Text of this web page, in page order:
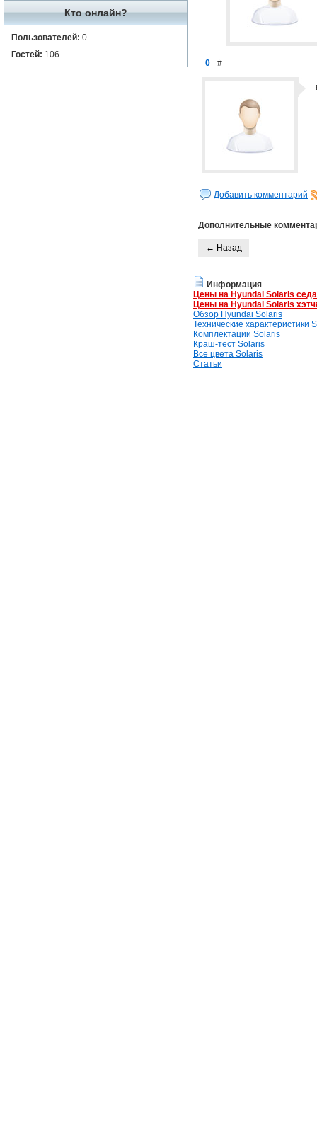
Кто онлайн?
Пользователей: 0
Гостей: 106
0 #
Добавить комментарий
Дополнительные
← Назад
Информация
Цены на Hyundai Solaris
Цены на Hyundai Solaris
Обзор Hyundai Solaris
Технические характеристики
Комплектации Solaris
Краш-тест Solaris
Все цвета Solaris
Статьи